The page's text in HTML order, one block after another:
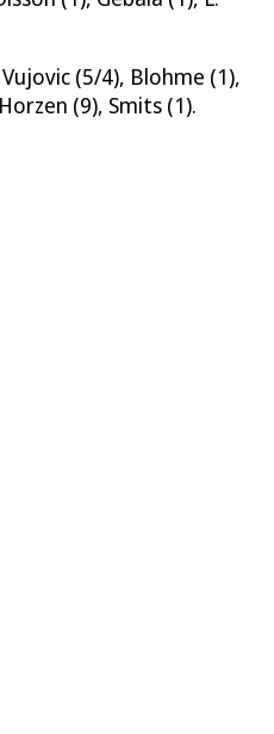
Vujovic (5/4), Blohme (1),
(9), Smits (1).